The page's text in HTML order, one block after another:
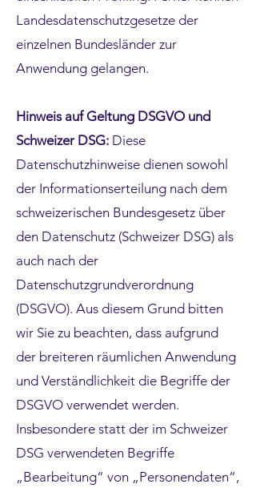
Landesdatenschutzgesetze der
einzelnen Bundesländer zur
Anwendung gelangen.
Hinweis auf Geltung DSGVO und
Schweizer DSG: Diese
Datenschutzhinweise dienen sowohl
der Informationserteilung nach dem
schweizerischen Bundesgesetz über
den Datenschutz (Schweizer DSG) als
auch nach der
Datenschutzgrundverordnung
(DSGVO). Aus diesem Grund bitten
wir Sie zu beachten, dass aufgrund
der breiteren räumlichen Anwendung
und Verständlichkeit die Begriffe der
DSGVO verwendet werden.
Insbesondere statt der im Schweizer
DSG verwendeten Begriffe
„Bearbeitung“ von „Personendaten“,